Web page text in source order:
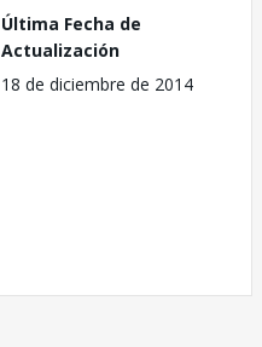
Última Fecha de
Actualización
18 de diciembre de 2014